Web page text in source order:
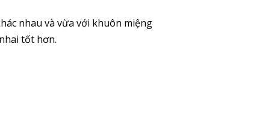
nhau và vừa với khuôn miệng
tốt hơn.